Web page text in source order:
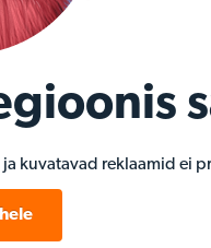
kuvatavad reklaamid ei